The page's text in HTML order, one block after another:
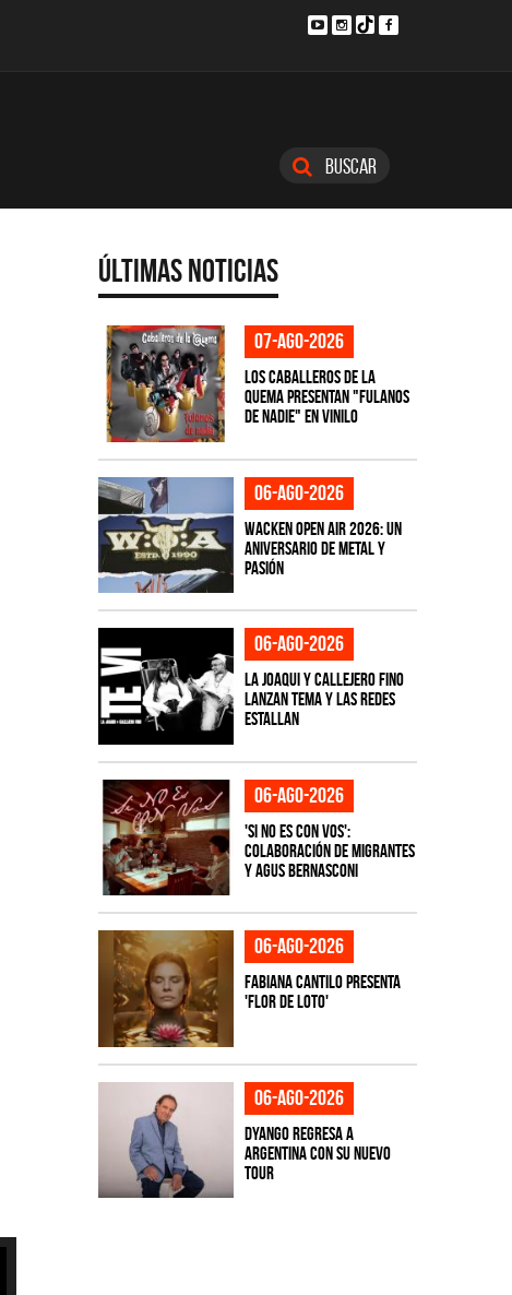
Buscar
Últimas Noticias
07-ago-2026
Los Caballeros de la
Quema presentan "Fulanos
de Nadie" en vinilo
06-ago-2026
Wacken Open Air 2026: Un
aniversario de metal y
pasión
06-ago-2026
La Joaqui y Callejero Fino
lanzan tema y las redes
estallan
06-ago-2026
'Si No Es Con Vos':
colaboración de Migrantes
y Agus Bernasconi
06-ago-2026
Fabiana Cantilo presenta
'Flor de Loto'
06-ago-2026
Dyango regresa a
Argentina con su nuevo
tour